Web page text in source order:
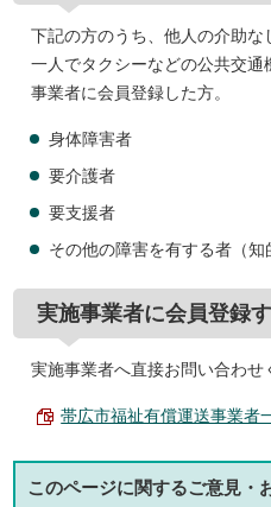
下記の方のうち、他人の介助
一人でタクシーなどの公共交
事業者に会員登録した方。
身体障害者
要介護者
要支援者
その他の障害を有する者（知
実施事業者に会員登録
実施事業者へ直接お問い合わせ
帯広市福祉有償運送事業者
このページに関するご意見・